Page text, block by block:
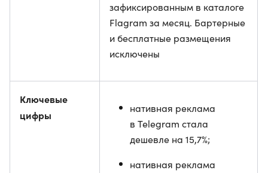
зафиксированным в каталоге
Flagram за месяц. Бартерные
и бесплатные размещения
исключены
Ключевые
цифры
нативная реклама
в Telegram стала
дешевле на 15,7%;
нативная реклама